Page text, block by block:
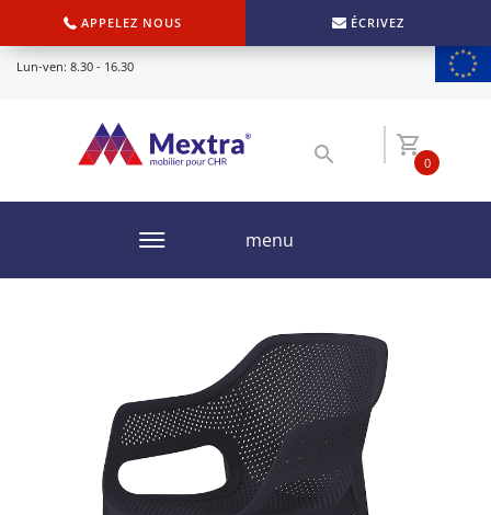
APPELEZ NOUS ÉCRIVEZ
Lun-ven: 8.30 - 16.30
0
menu